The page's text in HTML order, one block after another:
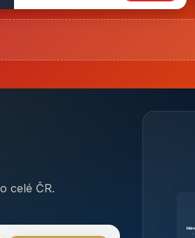
celé ČR.